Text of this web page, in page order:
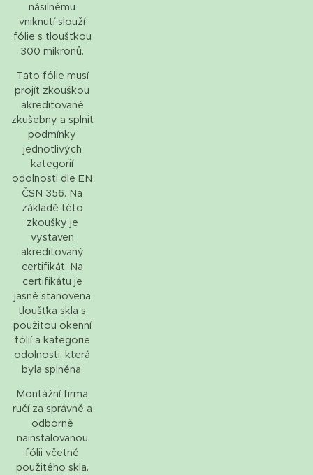
násilnému
vniknutí slouží
fólie s tloušťkou
300 mikronů.
Tato fólie musí
projít zkouškou
akreditované
zkušebny a splnit
podmínky
jednotlivých
kategorií
odolnosti dle EN
ČSN 356. Na
základě této
zkoušky je
vystaven
akreditovaný
certifikát. Na
certifikátu je
jasně stanovena
tloušťka skla s
použitou okenní
fólií a kategorie
odolnosti, která
byla splněna.
Montážní firma
ručí za správně a
odborně
nainstalovanou
fólii včetně
použitého skla.